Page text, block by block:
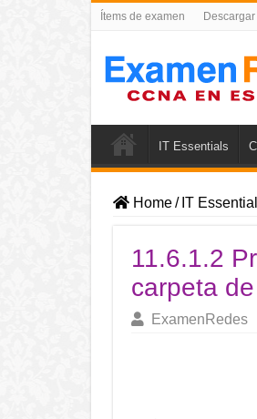
Ítems de examen
IT Essentials
Home / IT
11.6.1.2
carpeta
ExamenRedes